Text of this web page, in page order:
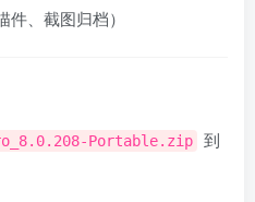
、截图归档）
Portable.zip
到